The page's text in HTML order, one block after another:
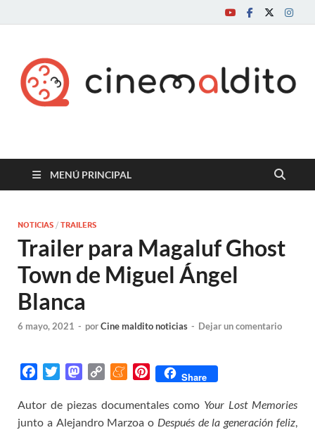
Cine maldito
MENÚ PRINCIPAL
NOTICIAS / TRAILERS
Trailer para Magaluf Ghost
Town de Miguel Ángel
Blanca
6 mayo, 2021 - porCine maldito noticias - Dejar un comentario
c
e
i
t
M
s
t
p
y
M
n
e
P
n
t
Share
Autor de piezas documentales como Your Lost Memories
junto a Alejandro Marzoa o Después de la generación feliz,